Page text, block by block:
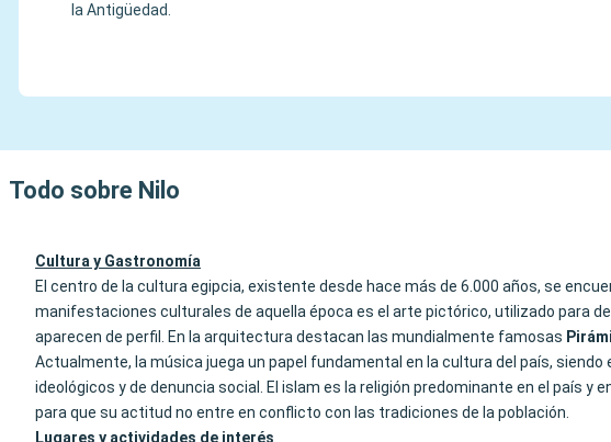
la Antigüedad.
Todo sobre Nilo
Cultura y Gastronomía
El centro de la cultura egipcia, existente desde hace más de 6.000 años, se
manifestaciones culturales de aquella época es el arte pictórico, utilizado para
aparecen de perfil. En la arquitectura destacan las mundialmente famosas
Actualmente, la música juega un papel fundamental en la cultura del país, siendo
ideológicos y de denuncia social. El islam es la religión predominante en el país
para que su actitud no entre en conflicto con las tradiciones de la población.
Lugares y actividades de interés